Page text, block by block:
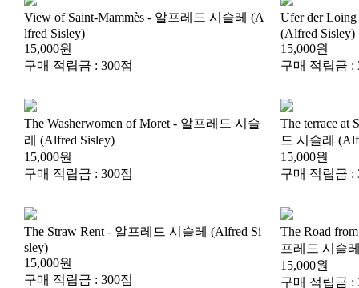
lfred Sisley)
15,000원
구매 적립금 : 300점
(Alfred Sisley)
15,000원
구매 적립금 :
레 (Alfred Sisley)
15,000원
구매 적립금 : 300점
드 시슬레
15,000원
구매 적립금 :
sley)
15,000원
구매 적립금 : 300점
프레드 시슬
15,000원
구매 적립금 :